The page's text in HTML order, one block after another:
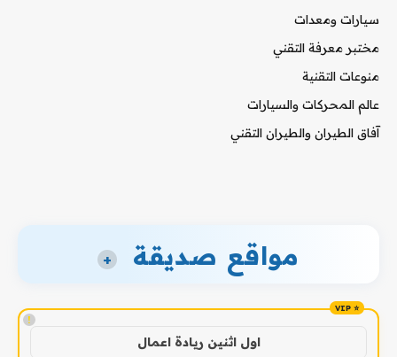
سيارات ومعدات
مختبر معرفة التقني
منوعات التقنية
عالم المحركات والسيارات
آفاق الطيران والطيران التقني
مواقع صديقة +
!
اول اثنين ريادة اعمال